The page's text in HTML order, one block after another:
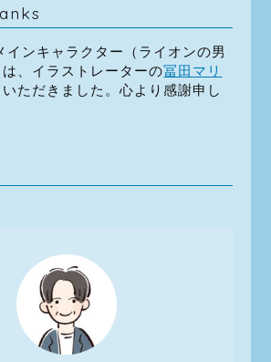
インキャラクター（ライオンの男
、イラストレーターの冨田マリ
ただきました。心より感謝申し